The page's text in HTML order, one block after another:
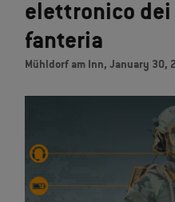
elettronico
fanteria
Mühldorf am Inn, January 30,